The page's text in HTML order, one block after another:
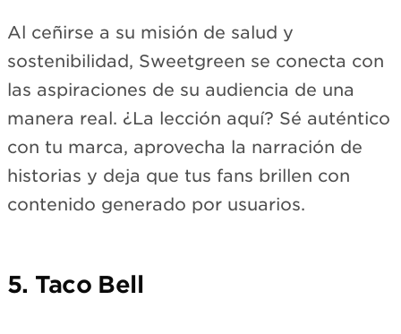
View on Instagram →
Al ceñirse a su misión de salud y
sostenibilidad, Sweetgreen se conecta con
las aspiraciones de su audiencia de una
manera real. ¿La lección aquí? Sé auténtico
con tu marca, aprovecha la narración de
historias y deja que tus fans brillen con
contenido generado por usuarios.
5. Taco Bell